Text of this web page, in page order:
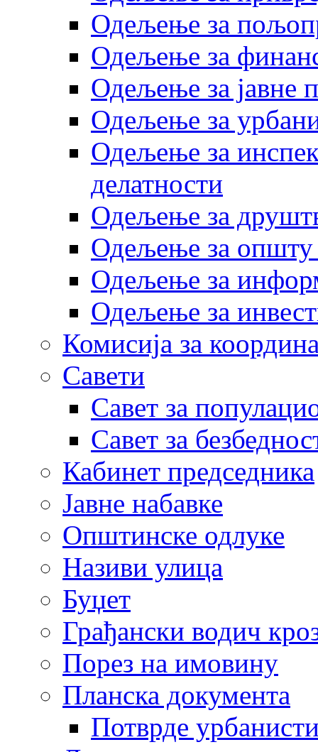
Одељење за
Одељење за
Одељење за јавне
Одељење за
Одељење за
делатности
Одељење за
Одељење за општу
Одељење за
Одељење за
Комисија за
Савети
Савет за
Савет за
Кабинет председника
Јавне набавке
Општинске одлуке
Називи улица
Буџет
Грађански водич
Порез на имовину
Планска документа
Потврде